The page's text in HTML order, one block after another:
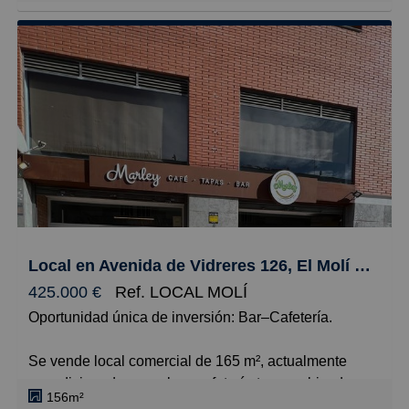
-Zona con todos los servicios, a unos minutos del
centro y de la playa.
Local en Avenida de Vidreres 126, El Molí - El Rieral, Lloret de Mar
425.000 €
Ref. LOCAL MOLÍ
Oportunidad única de inversión: Bar–Cafetería.
Se vende local comercial de 165 m², actualmente
acondicionado como bar–cafetería-tapas, ubicado en
un barrio con mucha vida, alto tránsito peatonal y gran
156m²